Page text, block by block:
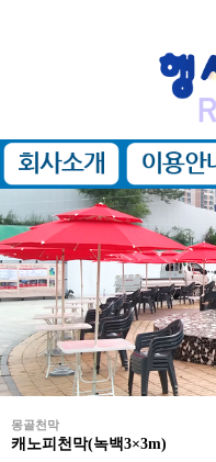
몽골천막
캐노피천막(녹백3×3m)